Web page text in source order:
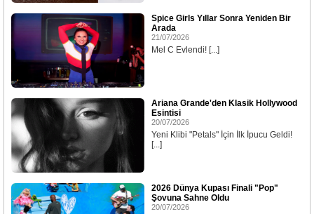
Spice Girls Yıllar Sonra Yeniden Bir
Arada
21/07/2026
Mel C Evlendi! [...]
Ariana Grande'den Klasik Hollywood
Esintisi
20/07/2026
Yeni Klibi "Petals" İçin İlk İpucu Geldi!
[...]
2026 Dünya Kupası Finali "Pop"
Şovuna Sahne Oldu
20/07/2026